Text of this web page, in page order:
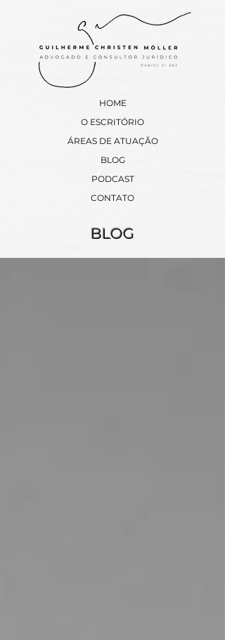
HOME
​O ESCRITÓRIO
​ÁREAS DE ATUAÇÃO
BLOG
PODCAST
CONTATO
BLOG